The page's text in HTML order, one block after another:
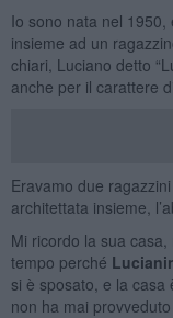
Io sono nata nel
insieme ad un
chiari, Luciano detto
anche per il carattere
Eravamo due
architettata insieme,
Mi ricordo la sua
tempo perché
si è sposato, e la
non ha mai